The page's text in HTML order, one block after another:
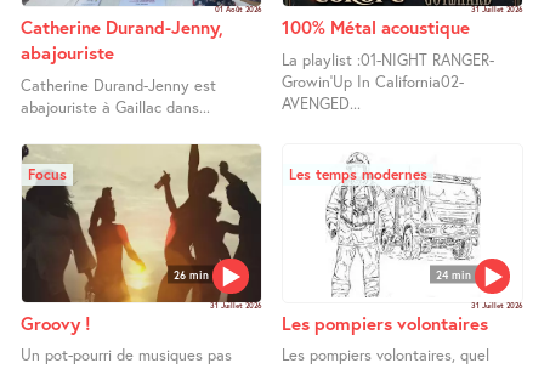
01 Août 2026
Catherine Durand-Jenny,
abajouriste
Catherine Durand-Jenny est
abajouriste à Gaillac dans...
31 Juillet 2026
100% Métal acoustique
La playlist :01-NIGHT RANGER-
Growin’Up In California02-
AVENGED...
26 min
Focus
31 Juillet 2026
Groovy !
Un pot-pourri de musiques pas
24 min
Les temps modernes
31 Juillet 2026
Les pompiers volontaires
Les pompiers volontaires, quel